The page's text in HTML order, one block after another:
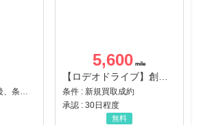
5,600
条件 : 新規買取成約
承認 : 30日程度
無料